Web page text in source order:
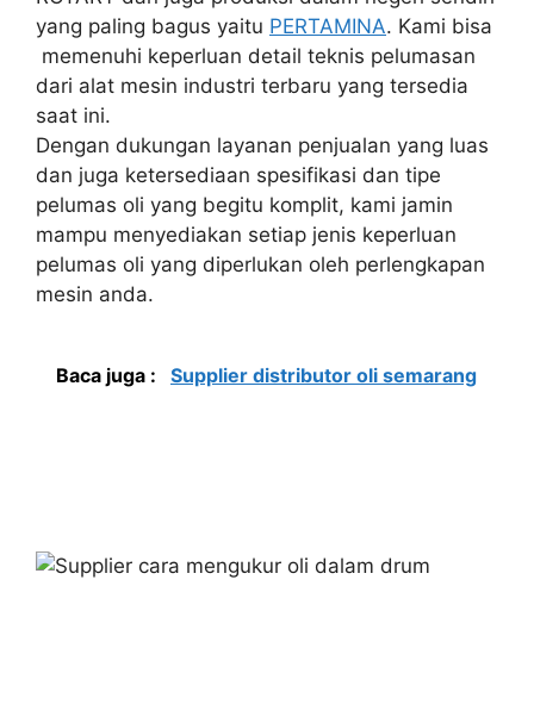
yang paling bagus yaitu PERTAMINA. Kami bisa
memenuhi keperluan detail teknis pelumasan
dari alat mesin industri terbaru yang tersedia
saat ini.
Dengan dukungan layanan penjualan yang luas
dan juga ketersediaan spesifikasi dan tipe
pelumas oli yang begitu komplit, kami jamin
mampu menyediakan setiap jenis keperluan
pelumas oli yang diperlukan oleh perlengkapan
mesin anda.
Baca juga : Supplier distributor oli semarang